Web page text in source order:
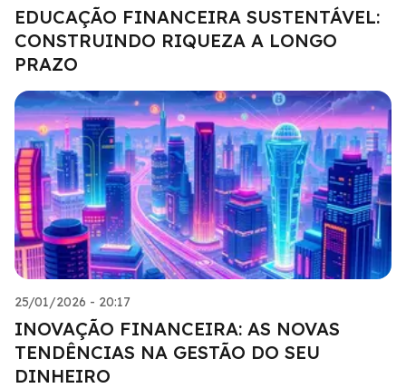
EDUCAÇÃO FINANCEIRA SUSTENTÁVEL:
CONSTRUINDO RIQUEZA A LONGO
PRAZO
25/01/2026 - 20:17
INOVAÇÃO FINANCEIRA: AS NOVAS
TENDÊNCIAS NA GESTÃO DO SEU
DINHEIRO